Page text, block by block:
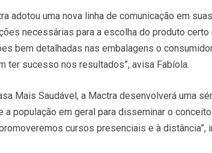
adotou uma nova linha de comunicação em
necessárias para a escolha do produto certo
bem detalhadas nas embalagens o
ter sucesso nos resultados”, avisa Fabíola.
Mais Saudável, a Mactra desenvolverá uma
população em geral para disseminar o
cursos presenciais e à distância”,